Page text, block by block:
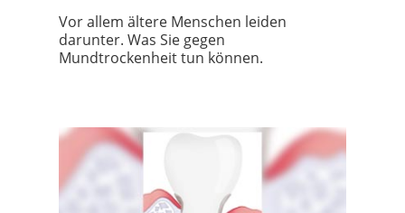
Vor allem ältere Menschen leiden
darunter. Was Sie gegen
Mundtrockenheit tun können.